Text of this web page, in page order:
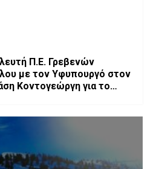
Π.Ε. Γρεβενών
με τον Υφυπουργό στον
Κοντογεώργη για το